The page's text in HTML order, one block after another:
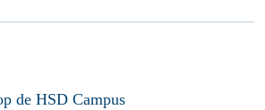
de HSD Campus